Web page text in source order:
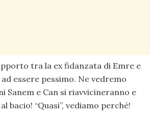
tra la ex fidanzata di Emre e
essere pessimo. Ne vedremo
Sanem e Can si riavvicineranno e
bacio! “Quasi”, vediamo perché!